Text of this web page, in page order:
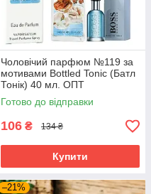
Чоловічий парфюм №119 за
мотивами Bottled Tonic (Батл
Тонік) 40 мл. ОПТ
Готово до відправки
106 ₴ 134 ₴
Купити
–21%